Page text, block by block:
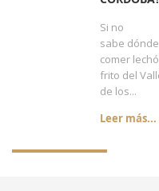
Si no
sabe dónde
comer
frito del
de los...
Leer más...